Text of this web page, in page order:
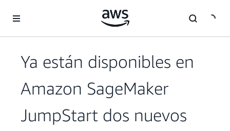
Ya están disponibles en
Amazon SageMaker
JumpStart dos nuevos